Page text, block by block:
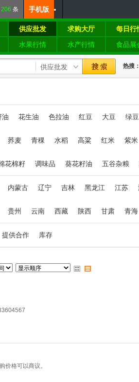
206 条 手机版
供应批发 求购大厅 每日行
水果行情 水产行情 食品展
热搜：
油 花生油 色拉油 红豆 大豆 绿豆
荞麦 青稞 水稻 高粱 红米 紫米
花棉籽 调味品 葵花籽油 五谷杂粮
内蒙古 辽宁 吉林 黑龙江 江苏
贵州 云南 西藏 陕西 甘肃 青海
提供合作 库存
价格可以商议。